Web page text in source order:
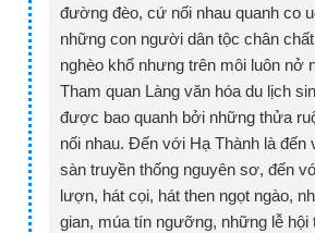
đường đèo, cứ nối nhau quanh co
những con người dân tộc chân
nghèo khổ nhưng trên môi luôn nở
Tham quan Làng văn hóa du lịch
được bao quanh bởi những thửa
nối nhau. Đến với Hạ Thành là đến
sàn truyền thống nguyên sơ, đến
lượn, hát cọi, hát then ngọt ngào,
gian, múa tín ngưỡng, những lễ hội